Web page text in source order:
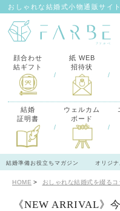
おしゃれな結婚式小物通販サイ
顔合わせ
結ギフト
/
紙 WEB
招待状
/
結婚
証明書
/
ウェルカム
ボード
/
結婚準備お役立ちマガジン オリジ
HOME おしゃれな結婚式を綴るコ
《NEW ARRIVAL》